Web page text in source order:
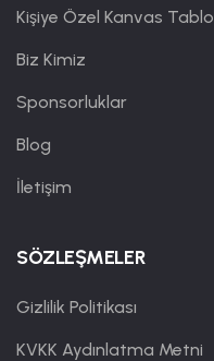
Kişiye Özel Kanvas Tablo
Biz Kimiz
Sponsorluklar
Blog
İletişim
SÖZLEŞMELER
Gizlilik Politikası
KVKK Aydınlatma Metni